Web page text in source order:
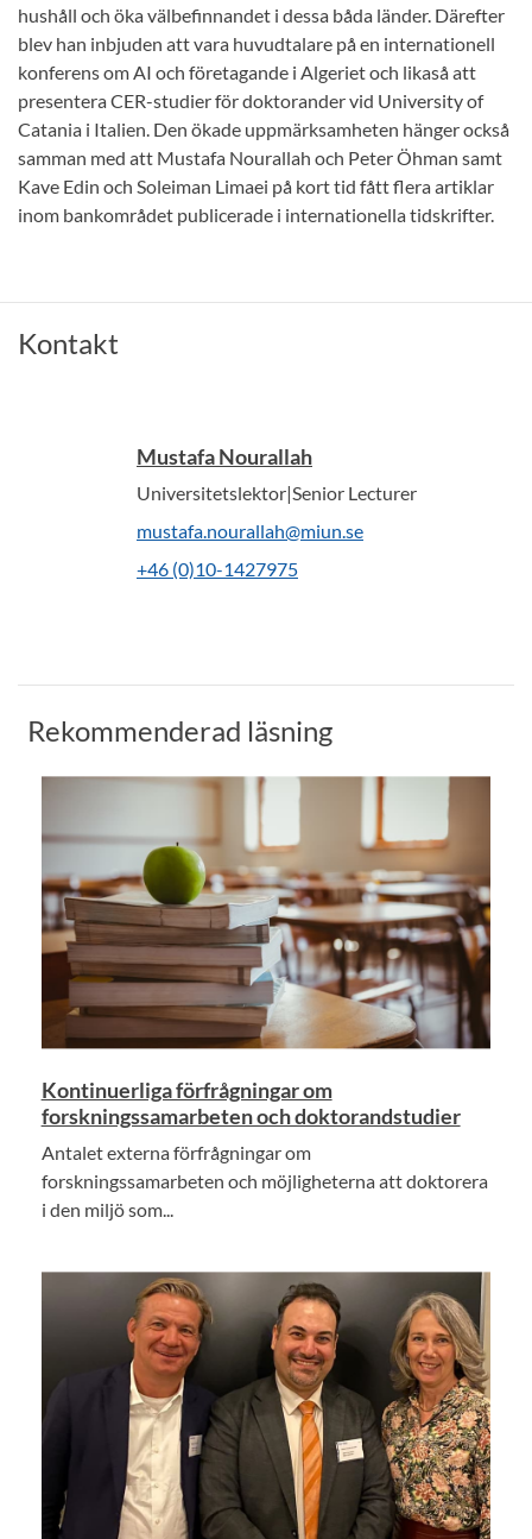
hushåll och öka välbefinnandet i dessa båda länder. Därefter
blev han inbjuden att vara huvudtalare på en internationell
konferens om AI och företagande i Algeriet och likaså att
presentera CER-studier för doktorander vid University of
Catania i Italien. Den ökade uppmärksamheten hänger också
samman med att Mustafa Nourallah och Peter Öhman samt
Kave Edin och Soleiman Limaei på kort tid fått flera artiklar
inom bankområdet publicerade i internationella tidskrifter.
Kontakt
Mustafa Nourallah
Universitetslektor|Senior Lecturer
mustafa.nourallah@miun.se
+46 (0)10-1427975
Rekommenderad läsning
Kontinuerliga förfrågningar om
forskningssamarbeten och doktorandstudier
Antalet externa förfrågningar om
forskningssamarbeten och möjligheterna att doktorera
i den miljö som...